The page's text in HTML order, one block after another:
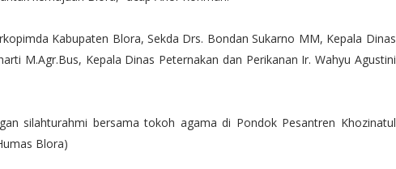
Kabupaten Blora, Sekda Drs. Bondan Sukarno MM, Kepala Dinas
M.Agr.Bus, Kepala Dinas Peternakan dan Perikanan Ir. Wahyu Agustini
silahturahmi bersama tokoh agama di Pondok Pesantren Khozinatul
Blora)